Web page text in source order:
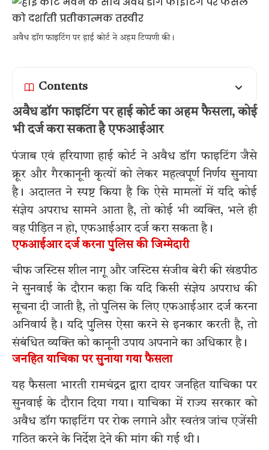
अवैध डॉग फाइटिंग पर हाई कोर्ट ने अहम टिप्पणी की।
Contents
अवैध डॉग फाइटिंग पर हाई कोर्ट का अहम फैसला, कोई
भी दर्ज करा सकता है एफआईआर
पंजाब एवं हरियाणा हाई कोर्ट ने अवैध डॉग फाइटिंग जैसे
क्रूर और गैरकानूनी कृत्यों को लेकर महत्वपूर्ण निर्णय सुनाया
है। अदालत ने स्पष्ट किया है कि ऐसे मामलों में यदि कोई
संज्ञेय अपराध सामने आता है, तो कोई भी व्यक्ति, भले ही
वह पीड़ित न हो, एफआईआर दर्ज करा सकता है।
एफआईआर दर्ज करना पुलिस की जिम्मेदारी
चीफ जस्टिस शील नागू और जस्टिस संजीव बेरी की खंडपीठ
ने सुनवाई के दौरान कहा कि यदि किसी संज्ञेय अपराध की
सूचना दी जाती है, तो पुलिस के लिए एफआईआर दर्ज करना
अनिवार्य है। यदि पुलिस ऐसा करने से इनकार करती है, तो
संबंधित व्यक्ति को कानूनी उपाय अपनाने का अधिकार है।
जनहित याचिका पर सुनाया गया फैसला
यह फैसला भारती रामचंद्रन द्वारा दायर जनहित याचिका पर
सुनवाई के दौरान दिया गया। याचिका में राज्य सरकार को
अवैध डॉग फाइटिंग पर रोक लगाने और स्वतंत्र जांच एजेंसी
गठित करने के निर्देश देने की मांग की गई थी।